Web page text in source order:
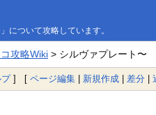
について攻略しています。
攻略Wiki> シルヴァプレート〜
] [ ページ編集 | 新規作成 | 差分 |